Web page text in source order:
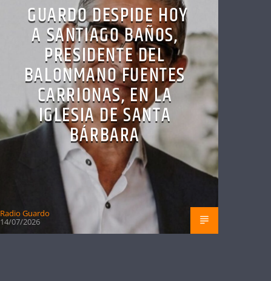
GUARDO DESPIDE HOY
A SANTIAGO BAÑOS,
PRESIDENTE DEL
BALONMANO FUENTES
CARRIONAS, EN LA
IGLESIA DE SANTA
BÁRBARA
Radio Guardo
14/07/2026